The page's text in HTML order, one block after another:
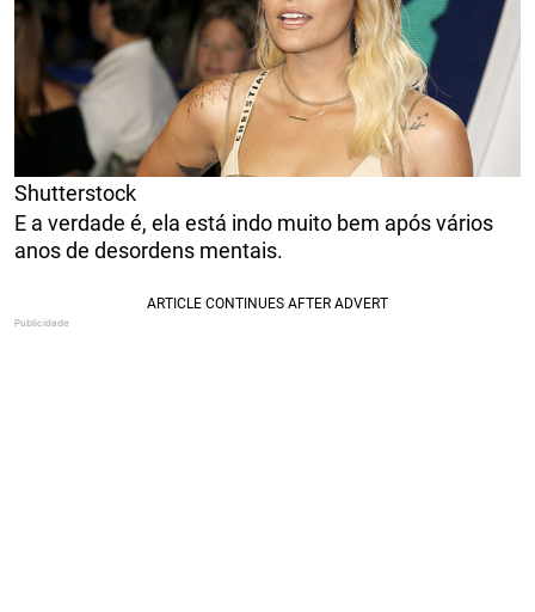
Shutterstock
E a verdade é, ela está indo muito bem após vários
anos de desordens mentais.